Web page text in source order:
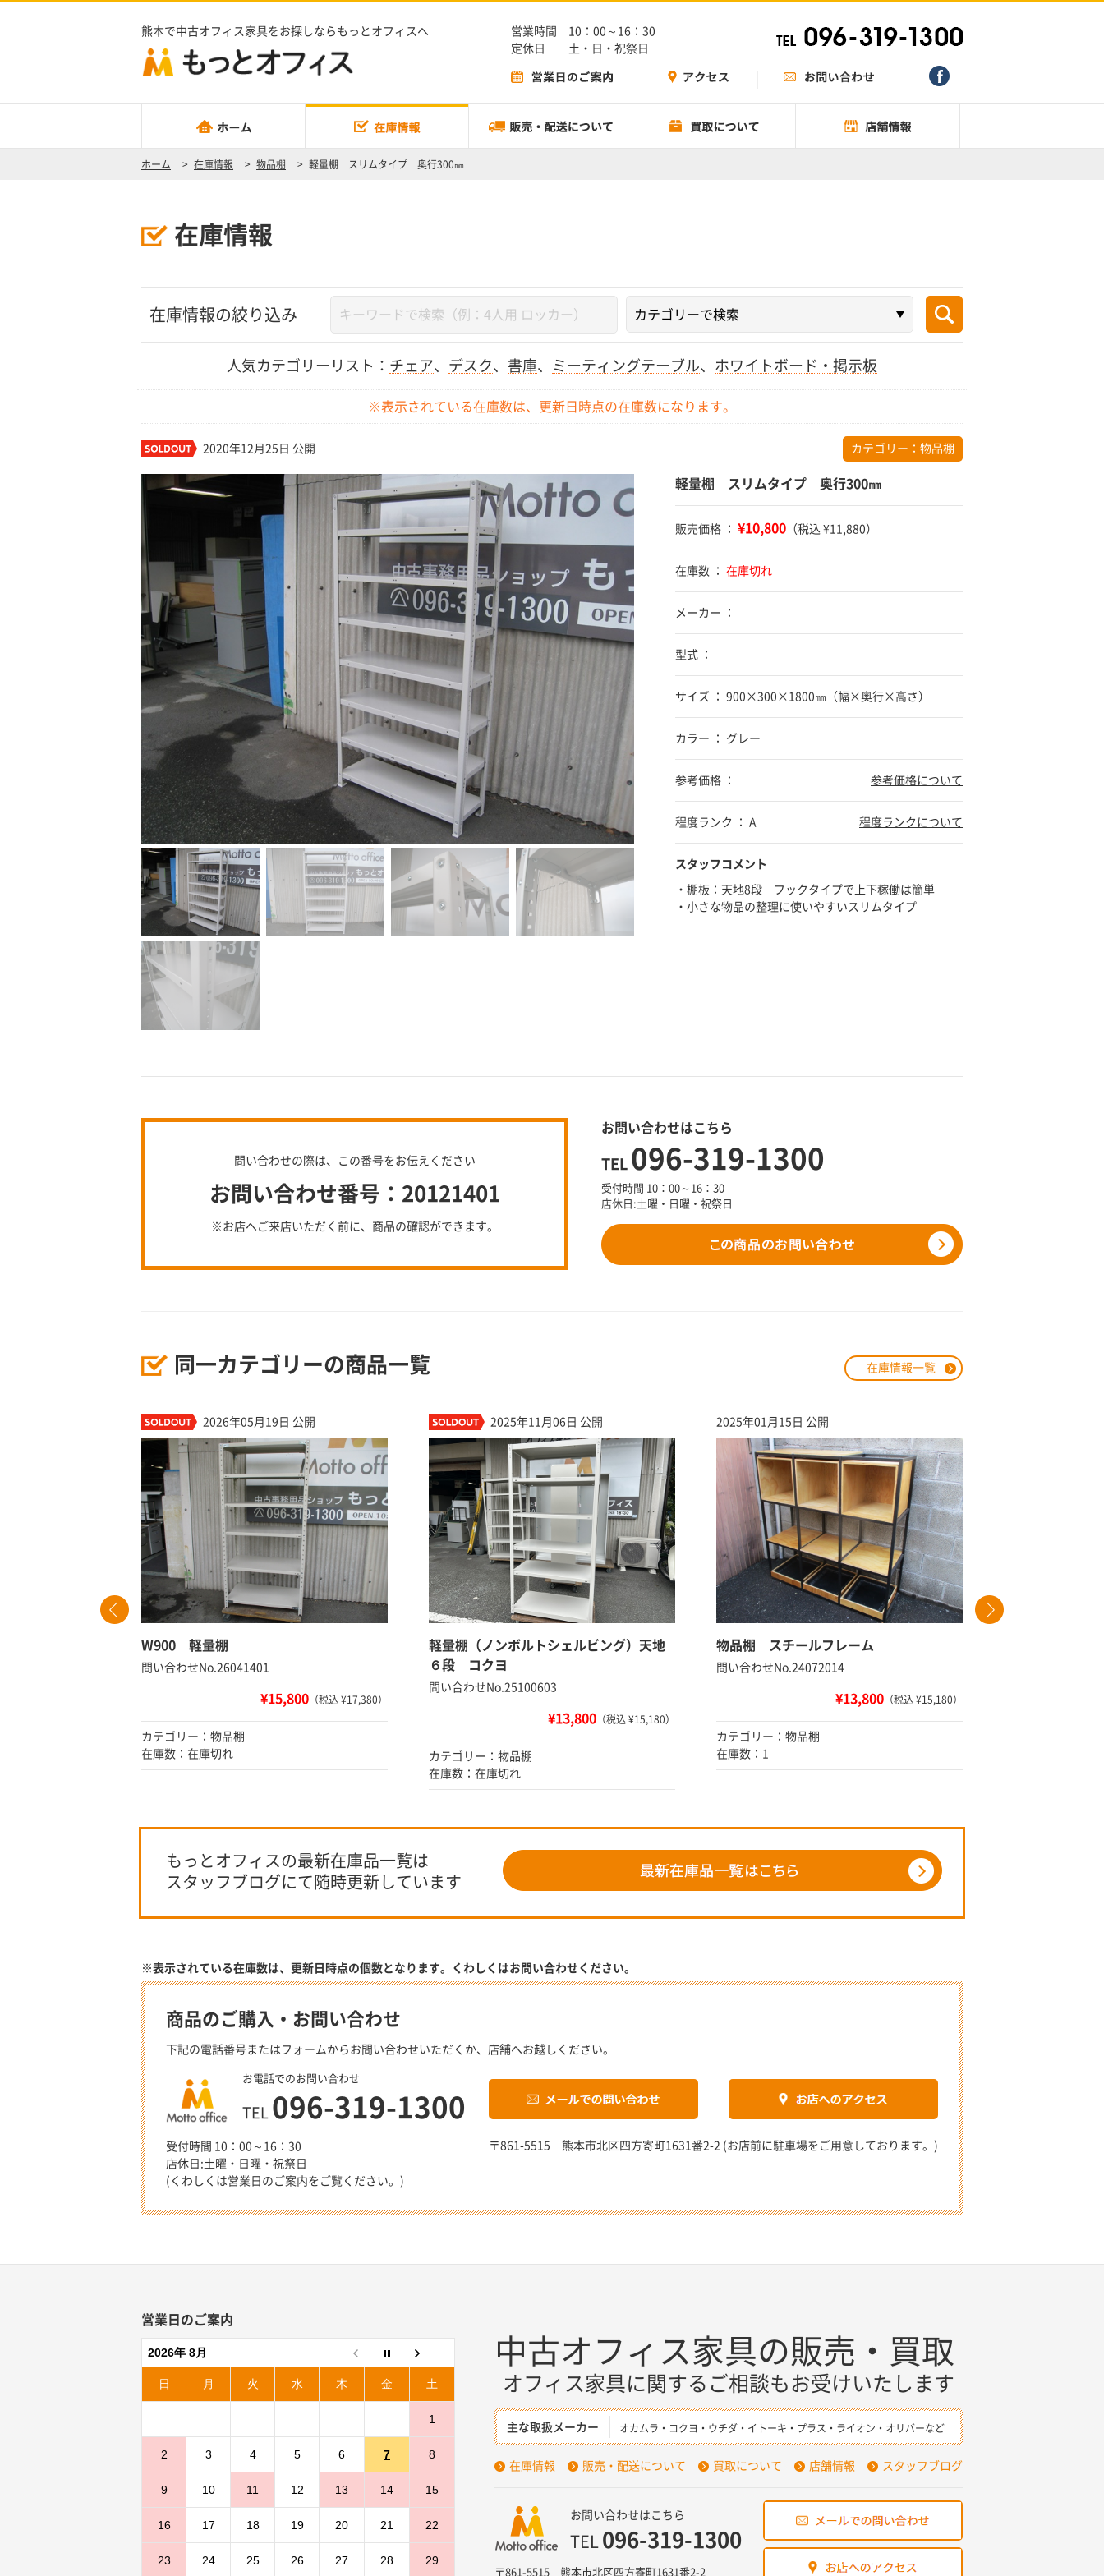
熊本で中古オフィス家具をお探しならもっとオフィスへ
営業時間 10：00～16：30
定休日 土・日・祝祭日
ホーム > 在庫情報 > 物品棚 > 軽量棚 スリムタイプ 奥行300㎜
在庫情報
在庫情報の絞り込み
人気カテゴリーリスト： チェア、 デスク、 書庫、 ミーティングテーブル、 ホワイトボード・掲示板
※表示されている在庫数は、更新日時点の在庫数になります。
2020年12月25日 公開 カテゴリー： 物品棚
軽量棚 スリムタイプ 奥行300㎜
販売価格 ： ¥10,800 （税込 ¥11,880）
在庫数 ： 在庫切れ
メーカー ：
型式 ：
サイズ ： 900×300×1800㎜（幅×奥行×高さ）
カラー ： グレー
参考価格 ： 参考価格について
程度ランク ： A 程度ランクについて
スタッフコメント
・棚板：天地8段 フックタイプで上下稼働は簡単
・小さな物品の整理に使いやすいスリムタイプ
問い合わせの際は、この番号をお伝えください
お問い合わせ番号：20121401
※お店へご来店いただく前に、商品の確認ができます。
お問い合わせはこちら
TEL 096-319-1300
受付時間 10：00～16：30
店休日:土曜・日曜・祝祭日
同一カテゴリーの商品一覧 在庫情報一覧
2026年05月19日 公開
W900 軽量棚
問い合わせNo.26041401
¥15,800 （税込 ¥17,380）
カテゴリー：物品棚
在庫数：在庫切れ
2025年11月06日 公開
軽量棚（ノンボルトシェルビング）天地
６段 コクヨ
問い合わせNo.25100603
¥13,800 （税込 ¥15,180）
カテゴリー：物品棚
在庫数：在庫切れ
2025年01月15日 公開
物品棚 スチールフレーム
問い合わせNo.24072014
¥13,800 （税込 ¥15,180）
カテゴリー：物品棚
在庫数：1
もっとオフィスの最新在庫品一覧は
スタッフブログにて随時更新しています
※表示されている在庫数は、更新日時点の個数となります。くわしくはお問い合わせください。
商品のご購入・お問い合わせ
下記の電話番号またはフォームからお問い合わせいただくか、店舗へお越しください。
お電話でのお問い合わせ
TEL 096-319-1300
受付時間 10：00～16：30
店休日:土曜・日曜・祝祭日
(くわしくは営業日のご案内をご覧ください。)
〒861-5515 熊本市北区四方寄町1631番2-2 (お店前に駐車場をご用意しております。)
営業日のご案内
2026年 8月
日 月 火 水 木 金 土
1
2 3 4 5 6 7 8
9 10 11 12 13 14 15
16 17 18 19 20 21 22
23 24 25 26 27 28 29
中古オフィス家具の販売・買取
オフィス家具に関するご相談もお受けいたします
主な取扱メーカー オカムラ・コクヨ・ウチダ・イトーキ・プラス・ライオン・オリバーなど
在庫情報 販売・配送について 買取について 店舗情報 スタッフブログ
お問い合わせはこちら
TEL 096-319-1300
〒861-5515 熊本市北区四方寄町1631番2-2